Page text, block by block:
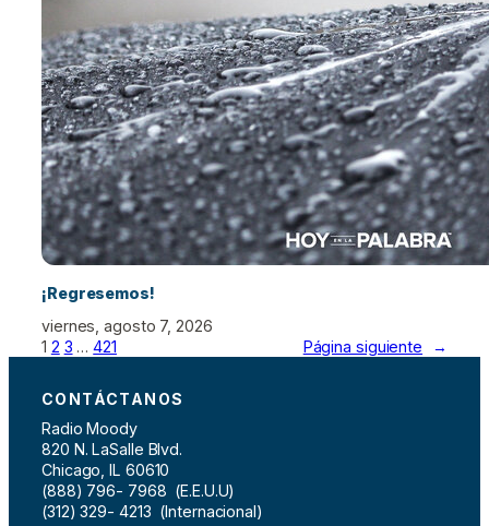
¡Regresemos!
viernes, agosto 7, 2026
1 2 3 … 421 Página siguiente →
CONTÁCTANOS
Radio Moody
820 N. LaSalle Blvd.
Chicago, IL 60610
(888) 796- 7968 (E.E.U.U)
(312) 329- 4213 (Internacional)